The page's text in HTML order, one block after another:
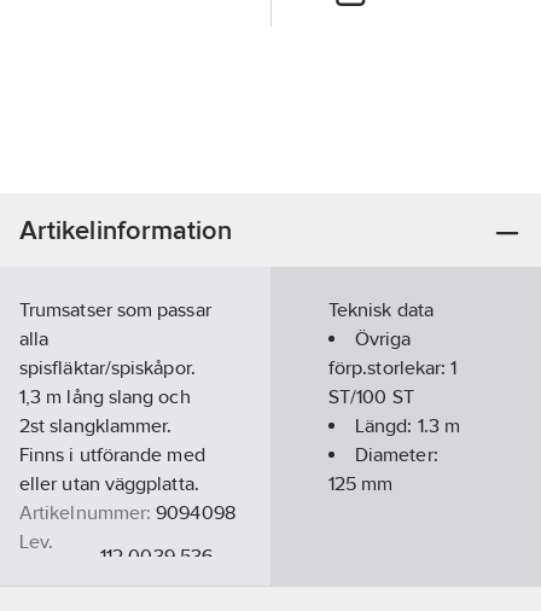
Artikelinformation
Trumsatser som passar
alla
spisfläktar/spiskåpor.
1,3 m lång slang och
2st slangklammer.
Finns i utförande med
eller utan väggplatta.
Artikelnummer: 9094098
Lev.
112.0039.536
Teknisk data
Övriga
förp.storlekar:1
ST/100 ST
Längd: 1.3m
Diameter:
125 mm